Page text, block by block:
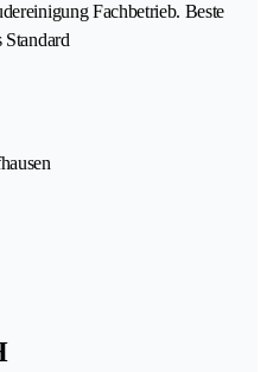
Fachbetrieb. Beste